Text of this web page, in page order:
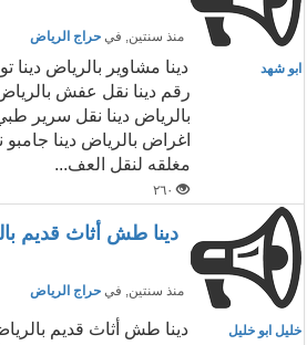
منذ سنتين, في حراج الرياض
ابو شهد
دينا مشاوير بالرياض
رقم دينا نقل عفش
بالرياض دينا نقل سرير
اغراض بالرياض دينا
مغلقه لنقل العف...
٢٦٠
دينا طش أثاث قديم بالرياض
منذ سنتين, في حراج الرياض
خليل ابو خليل